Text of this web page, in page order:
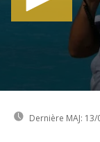
Dernière MAJ: 13/